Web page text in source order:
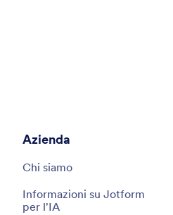
Azienda
Chi siamo
Informazioni su Jotform
per l'IA